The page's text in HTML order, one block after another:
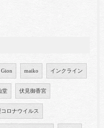
Gion maiko インクライン
堂 伏見御香宮
コロナウイルス